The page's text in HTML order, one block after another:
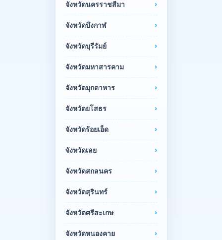
จังหวัดนครราชสีมา
จังหวัดบึงกาฬ
จังหวัดบุรีรัมย์
จังหวัดมหาสารคาม
จังหวัดมุกดาหาร
จังหวัดยโสธร
จังหวัดร้อยเอ็ด
จังหวัดเลย
จังหวัดสกลนคร
จังหวัดสุรินทร์
จังหวัดศรีสะเกษ
จังหวัดหนองคาย